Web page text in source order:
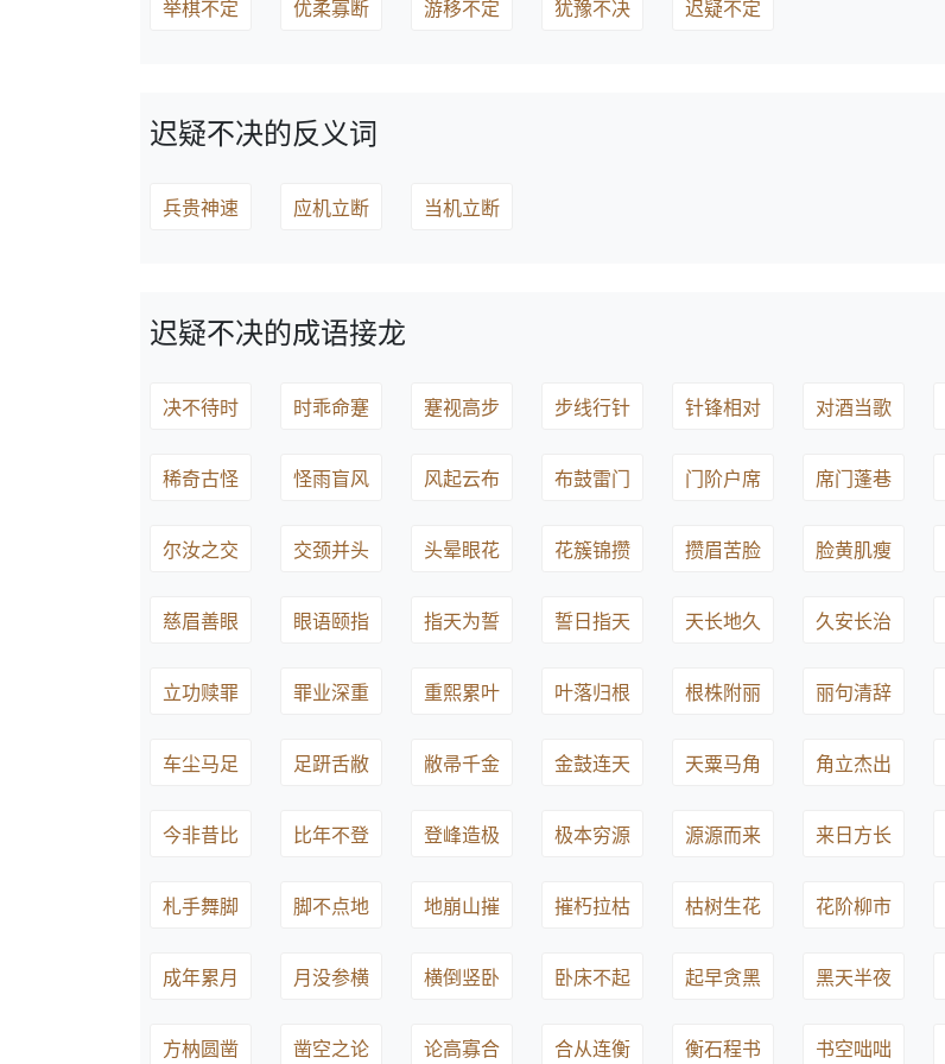
举棋不定 优柔寡断 游移不定 犹豫不决 迟疑不定
迟疑不决的反义词
兵贵神速 应机立断 当机立断
迟疑不决的成语接龙
决不待时 时乖命蹇 蹇视高步 步线行针 针锋相对 对酒当歌
稀奇古怪 怪雨盲风 风起云布 布鼓雷门 门阶户席 席门蓬巷
尔汝之交 交颈并头 头晕眼花 花簇锦攒 攒眉苦脸 脸黄肌瘦
慈眉善眼 眼语颐指 指天为誓 誓日指天 天长地久 久安长治
立功赎罪 罪业深重 重熙累叶 叶落归根 根株附丽 丽句清辞
车尘马足 足趼舌敝 敝帚千金 金鼓连天 天粟马角 角立杰出
今非昔比 比年不登 登峰造极 极本穷源 源源而来 来日方长
札手舞脚 脚不点地 地崩山摧 摧朽拉枯 枯树生花 花阶柳市
成年累月 月没参横 横倒竖卧 卧床不起 起早贪黑 黑天半夜
方枘圆凿 凿空之论 论高寡合 合从连衡 衡石程书 书空咄咄